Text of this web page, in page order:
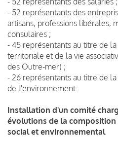
- 52 représentants des
artisans, professions libérales,
consulaires ;
- 45 représentants au titre de
territoriale et de la vie
des Outre-mer) ;
- 26 représentants au titre de
de l'environnement.
Installation d'un comité
évolutions de la composition
social et environnemental